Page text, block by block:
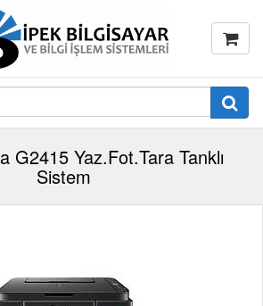
G2415 Yaz.Fot.Tara Tanklı
Sistem